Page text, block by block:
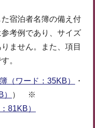
宿泊者名簿の備え付
考例であり、サイズ
ません。また、項目
。
（ワード：35KB）
・
） ※
81KB）